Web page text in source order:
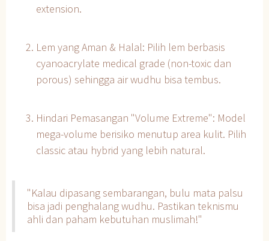
extension.
Lem yang Aman & Halal: Pilih lem berbasis
cyanoacrylate medical grade (non-toxic dan
porous) sehingga air wudhu bisa tembus.
Hindari Pemasangan "Volume Extreme": Model
mega-volume berisiko menutup area kulit. Pilih
classic atau hybrid yang lebih natural.
"Kalau dipasang sembarangan, bulu mata palsu
bisa jadi penghalang wudhu. Pastikan teknismu
ahli dan paham kebutuhan muslimah!"